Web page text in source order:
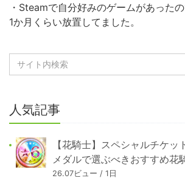
・Steamで自分好みのゲームがあった
1か月くらい放置してました。
人気記事
【花騎士】スペシャルチケッ
メダルで選ぶべきおすすめ花
26.07ビュー / 1日